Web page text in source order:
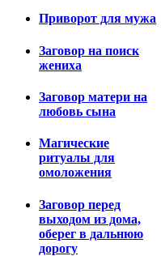
Приворот для мужа
Заговор на поиск
жениха
Заговор матери на
любовь сына
Магические
ритуалы для
омоложения
Заговор перед
выходом из дома,
оберег в дальнюю
дорогу